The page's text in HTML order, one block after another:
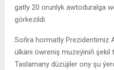
gatly 20 orunlyk awtoduralga
görkezildi.
Soňra hormatly Prezidentimiz
ülkäni öwreniş muzeýiniň şekil
Taslamany düzüjiler ony şu